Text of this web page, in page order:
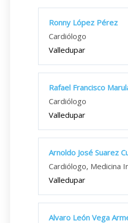
Ronny López Pérez
Cardiólogo
Valledupar
Rafael Francisco
Cardiólogo
Valledupar
Arnoldo José Suarez
Cardiólogo, Medicina
Valledupar
Alvaro León Vega